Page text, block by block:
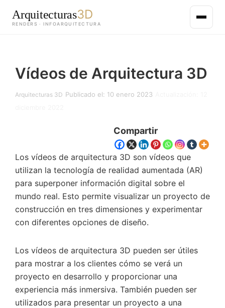
Arquitecturas3D
RENDERS · INFOARQUITECTURA
contenido
Vídeos de Arquitectura 3D
Arquitecturas 3D Publicado el: 10 enero 2023
Compartir
Los vídeos de arquitectura 3D son vídeos que
utilizan la tecnología de realidad aumentada (AR)
para superponer información digital sobre el
mundo real. Esto permite visualizar un proyecto de
construcción en tres dimensiones y experimentar
con diferentes opciones de diseño.
Los vídeos de arquitectura 3D pueden ser útiles
para mostrar a los clientes cómo se verá un
proyecto en desarrollo y proporcionar una
experiencia más inmersiva. También pueden ser
utilizados para presentar un proyecto a una